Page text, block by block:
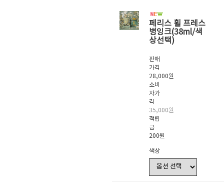
페리스 휠 프레스
병잉크(38ml/색
상선택)
판매
가격
28,000원
소비
자가
격
35,000원
적립
금
200원
색상